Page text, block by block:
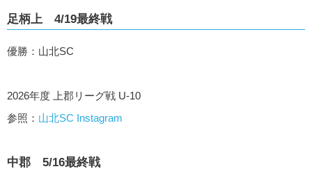
足柄上 4/19最終戦
優勝：山北SC
2026年度 上郡リーグ戦 U-10
参照： 山北SC Instagram
中郡 5/16最終戦